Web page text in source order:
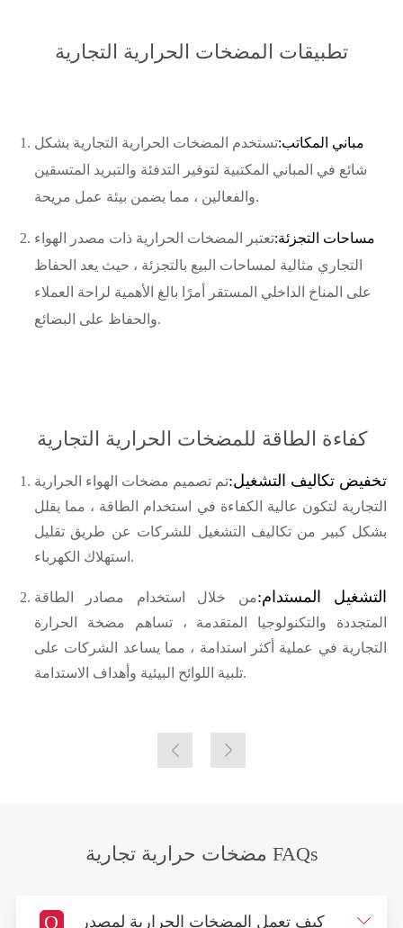
تطبيقات المضخات الحرارية التجارية
مباني المكاتب:تستخدم المضخات الحرارية التجارية بشكل
شائع في المباني المكتبية لتوفير التدفئة والتبريد المتسقين
والفعالين ، مما يضمن بيئة عمل مريحة.
مساحات التجزئة:تعتبر المضخات الحرارية ذات مصدر الهواء
التجاري مثالية لمساحات البيع بالتجزئة ، حيث يعد الحفاظ
على المناخ الداخلي المستقر أمرًا بالغ الأهمية لراحة العملاء
والحفاظ على البضائع.
كفاءة الطاقة للمضخات الحرارية التجارية
تخفيض تكاليف التشغيل:تم تصميم مضخات الهواء الحرارية
التجارية لتكون عالية الكفاءة في استخدام الطاقة ، مما يقلل
بشكل كبير من تكاليف التشغيل للشركات عن طريق تقليل
استهلاك الكهرباء.
التشغيل المستدام:من خلال استخدام مصادر الطاقة
المتجددة والتكنولوجيا المتقدمة ، تساهم مضخة الحرارة
التجارية في عملية أكثر استدامة ، مما يساعد الشركات على
تلبية اللوائح البيئية وأهداف الاستدامة.
 
مضخات حرارية تجارية FAQs
Q كيف تعمل المضخات الحرارية لمصدر 